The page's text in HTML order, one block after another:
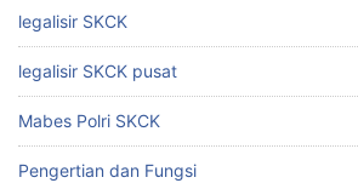
legalisir SKCK
legalisir SKCK pusat
Mabes Polri SKCK
Pengertian dan Fungsi